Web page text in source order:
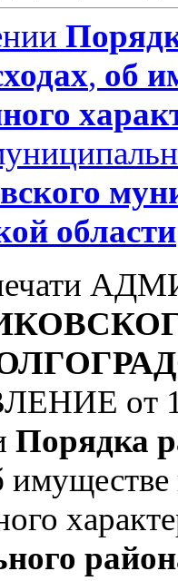
, об
области
печати
от
Порядка
имуществе